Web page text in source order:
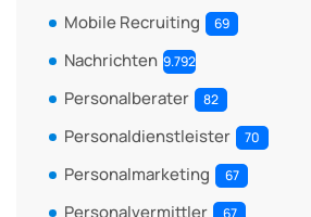
Mobile Recruiting 69
Nachrichten 9.792
Personalberater 82
Personaldienstleister 70
Personalmarketing 67
Personalvermittler 67